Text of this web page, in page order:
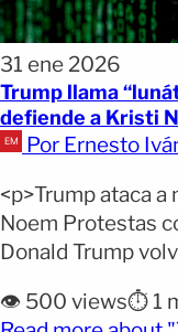
31 ene 2026
Trump llama
defiende a Kristi
Por Ernesto
<p>Trump ataca
Noem Protestas
Donald Trump
políticas
👁️ 500 views⏱️ 1